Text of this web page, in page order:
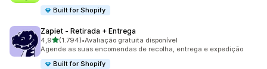
Built for Shopify
Zapiet ‑ Retirada + Entrega
4,9de 5 estrelas
(1.794)
1794 total de avaliações
•Avaliação gratuita disponível
Agende as suas encomendas de recolha, entrega e expedição
Built for Shopify